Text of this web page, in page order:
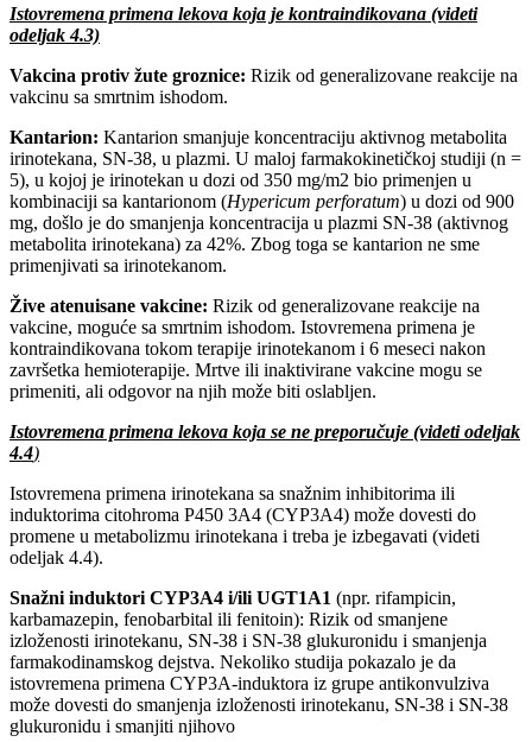
Istovremena primena lekova koja je kontraindikovana (videti
odeljak 4.3)
Vakcina protiv žute groznice: Rizik od generalizovane reakcije na
vakcinu sa smrtnim ishodom.
Kantarion: Kantarion smanjuje koncentraciju aktivnog metabolita
irinotekana, SN-38, u plazmi. U maloj farmakokinetičkoj studiji (n =
5), u kojoj je irinotekan u dozi od 350 mg/m2 bio primenjen u
kombinaciji sa kantarionom (Hypericum perforatum) u dozi od 900
mg, došlo je do smanjenja koncentracija u plazmi SN-38 (aktivnog
metabolita irinotekana) za 42%. Zbog toga se kantarion ne sme
primenjivati sa irinotekanom.
Žive atenuisane vakcine: Rizik od generalizovane reakcije na
vakcine, moguće sa smrtnim ishodom. Istovremena primena je
kontraindikovana tokom terapije irinotekanom i 6 meseci nakon
završetka hemioterapije. Mrtve ili inaktivirane vakcine mogu se
primeniti, ali odgovor na njih može biti oslabljen.
Istovremena primena lekova koja se ne preporučuje (videti odeljak
4.4)
Istovremena primena irinotekana sa snažnim inhibitorima ili
induktorima citohroma P450 3A4 (CYP3A4) može dovesti do
promene u metabolizmu irinotekana i treba je izbegavati (videti
odeljak 4.4).
Snažni induktori CYP3A4 i/ili UGT1A1 (npr. rifampicin,
karbamazepin, fenobarbital ili fenitoin): Rizik od smanjene
izloženosti irinotekanu, SN-38 i SN-38 glukuronidu i smanjenja
farmakodinamskog dejstva. Nekoliko studija pokazalo je da
istovremena primena CYP3A-induktora iz grupe antikonvulziva
može dovesti do smanjenja izloženosti irinotekanu, SN-38 i SN-38
glukuronidu i smanjiti njihovo